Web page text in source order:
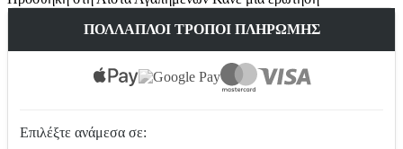
ΠΟΛΛΑΠΛΟΊ ΤΡΌΠΟΙ ΠΛΗΡΩΜΉΣ
Επιλέξτε ανάμεσα σε: